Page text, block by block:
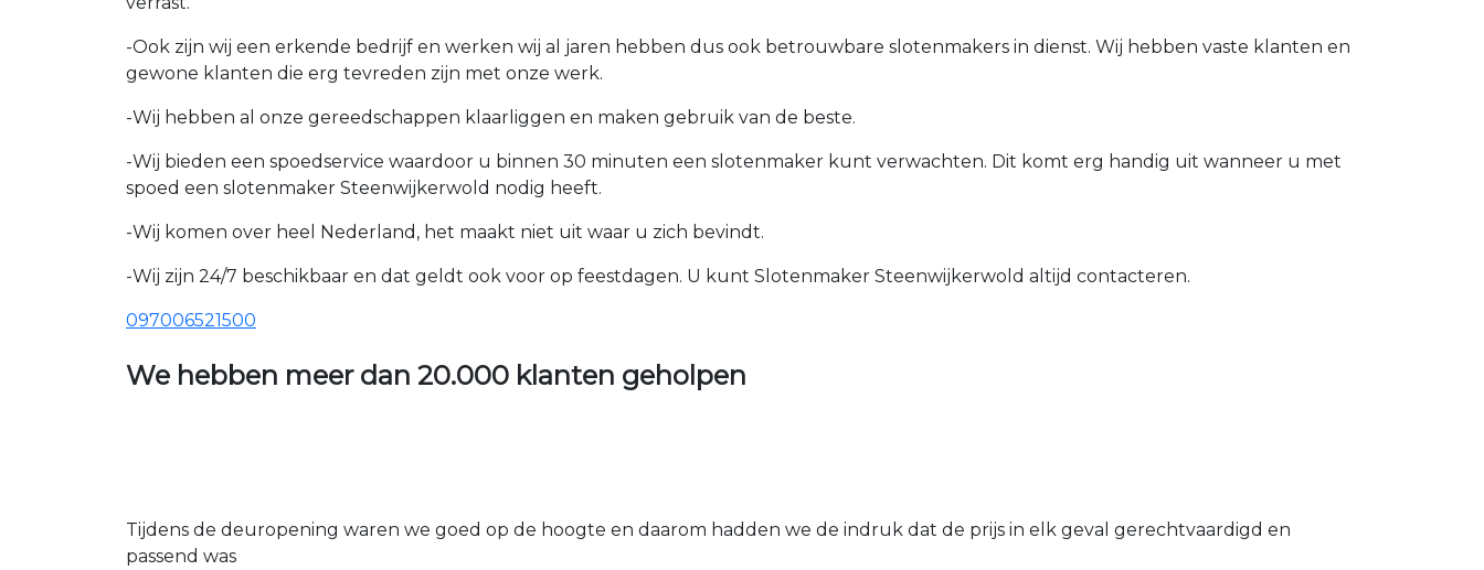
-Ook zijn wij een erkende bedrijf en werken wij al jaren hebben dus ook betrouwbare slotenmakers in dienst. Wij hebben vaste klanten en
gewone klanten die erg tevreden zijn met onze werk.
-Wij hebben al onze gereedschappen klaarliggen en maken gebruik van de beste.
-Wij bieden een spoedservice waardoor u binnen 30 minuten een slotenmaker kunt verwachten. Dit komt erg handig uit wanneer u met
spoed een slotenmaker Steenwijkerwold nodig heeft.
-Wij komen over heel Nederland, het maakt niet uit waar u zich bevindt.
-Wij zijn 24/7 beschikbaar en dat geldt ook voor op feestdagen. U kunt Slotenmaker Steenwijkerwold altijd contacteren.
097006521500
We hebben meer dan 20.000 klanten geholpen
Tijdens de deuropening waren we goed op de hoogte en daarom hadden we de indruk dat de prijs in elk geval gerechtvaardigd en
passend was